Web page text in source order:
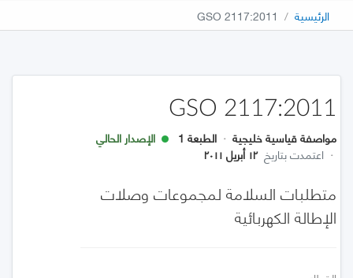
الرئيسية GSO 2117:2011
GSO 2117:2011
مواصفة قياسية خليجية · الطبعة 1
الإصدار الحالي
· اعتمدت بتاريخ ١٢ أبريل ٢٠١١
متطلبات السلامة لمجموعات وصلات
الإطالة الكهربائية